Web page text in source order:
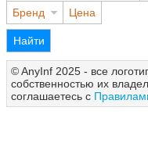
Бренд
Цена
Найти
© AnyInf 2025 - все
собственностью их
соглашаетесь с